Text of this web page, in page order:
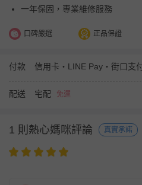
一年保固，專業維修服務
口碑嚴選 正品保證
付款
配送 宅配 免運
1 則熱心媽咪評論 真實承諾